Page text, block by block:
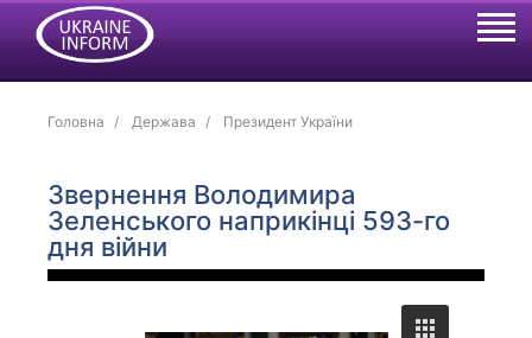
Головна Держава Президент України
Звернення Володимира
Зеленського наприкінці 593-го
дня війни